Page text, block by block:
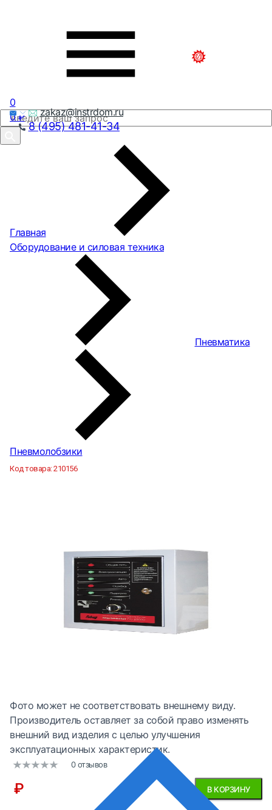
zakaz@instrdom.ru
8 (495) 481-41-34
0
0₽
Главная
Оборудование и силовая техника
Пневматика
Пневмолобзики
Код товара:210156
Фото может не соответствовать внешнему виду.
Производитель оставляет за собой право изменять
внешний вид изделия с целью улучшения
эксплуатационных характеристик.
0 отзывов
₽ В КОРЗИНУ